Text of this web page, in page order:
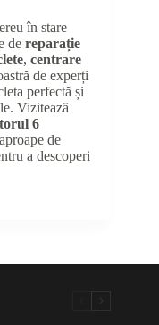
în stare
de reparație
, centrare
de experți
perfectă și
Vizitează
6
de
a descoperi